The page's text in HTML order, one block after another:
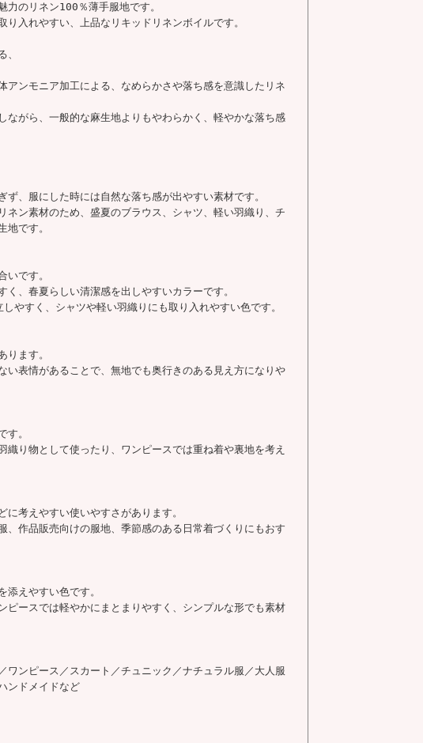
力のリネン100％薄手服地です。
入れやすい、上品なリキッドリネンボイルです。
、
アンモニア加工による、なめらかさや落ち感を意識したリネ
ながら、一般的な麻生地よりもやわらかく、軽やかな落ち感
、服にした時には自然な落ち感が出やすい素材です。
ネン素材のため、盛夏のブラウス、シャツ、軽い羽織り、チ
地です。
いです。
、春夏らしい清潔感を出しやすいカラーです。
やすく、シャツや軽い羽織りにも取り入れやすい色です。
ります。
い表情があることで、無地でも奥行きのある見え方になりや
す。
り物として使ったり、ワンピースでは重ね着や裏地を考え
考えやすい使いやすさがあります。
、作品販売向けの服地、季節感のある日常着づくりにもおす
添えやすい色です。
ピースでは軽やかにまとまりやすく、シンプルな形でも素材
ワンピース／スカート／チュニック／ナチュラル服／大人服
ンドメイドなど